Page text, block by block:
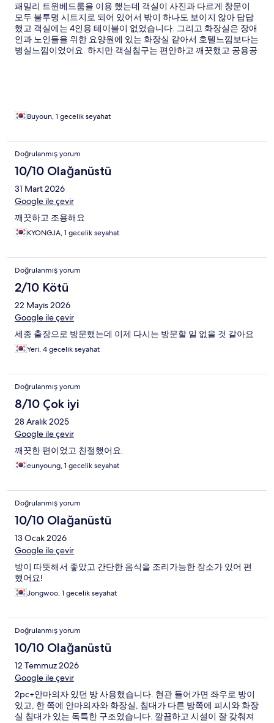
패밀리 트윈베드룸을 이용 했는데 객실이 사진과 다르게 창문이
모두 불투명 시트지로 되어 있어서 밖이 하나도 보이지 않아 답답
했고 객실에는 4인용 테이블이 없었습니다. 그리고 화장실은 장애
인과 노인들을 위한 요양원에 있는 화장실 같아서 호텔느낌보다는
병실느낌이었어요. 하지만 객실침구는 편안하고 깨끗했고 공용공
Buyoun, 1 gecelik seyahat
Doğrulanmış yorum
10/10 Olağanüstü
31 Mart 2026
Google ile çevir
깨끗하고 조용해요
KYONGJA, 1 gecelik seyahat
Doğrulanmış yorum
2/10 Kötü
22 Mayıs 2026
Google ile çevir
세종 출장으로 방문했는데 이제 다시는 방문할 일 없을 것 같아요
Yeri, 4 gecelik seyahat
Doğrulanmış yorum
8/10 Çok iyi
28 Aralık 2025
Google ile çevir
깨끗한 편이었고 친절했어요.
eunyoung, 1 gecelik seyahat
Doğrulanmış yorum
10/10 Olağanüstü
13 Ocak 2026
Google ile çevir
방이 따뜻해서 좋았고 간단한 음식을 조리가능한 장소가 있어 편
했어요!
Jongwoo, 1 gecelik seyahat
Doğrulanmış yorum
10/10 Olağanüstü
12 Temmuz 2026
Google ile çevir
2pc+안마의자 있던 방 사용했습니다. 현관 들어가면 좌우로 방이
있고, 한 쪽에 안마의자와 화장실, 침대가 다른 방쪽에 피시와 화장
실 침대가 있는 독특한 구조였습니다. 깔끔하고 시설이 잘 갖춰져